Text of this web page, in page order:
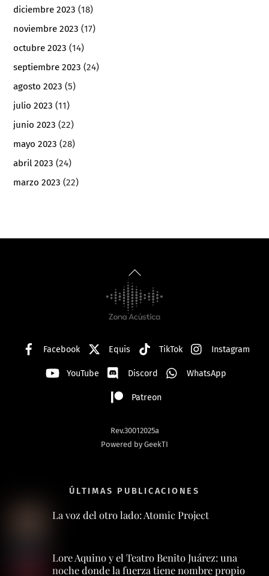
diciembre 2023 (18)
noviembre 2023 (17)
octubre 2023 (14)
septiembre 2023 (24)
agosto 2023 (5)
julio 2023 (11)
junio 2023 (22)
mayo 2023 (28)
abril 2023 (24)
marzo 2023 (22)
Back
To
Top
Facebook Equis TikTok Instagram
YouTube Discord WhatsApp
Patreon
Rev.30012025a
Powered by GeekTI
ÚLTIMAS PUBLICACIONES
La voz del otro lado: Atomic Project
Lore Aquino y el Teatro Benito Juárez: una
noche donde la fuerza tiene nombre propio